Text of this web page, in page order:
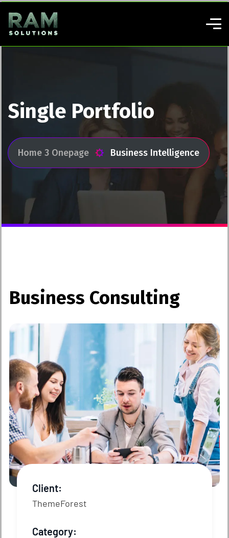
Single Portfolio
Home 3 Onepage Business Intelligence
Business Consulting
Client:
ThemeForest
Category: